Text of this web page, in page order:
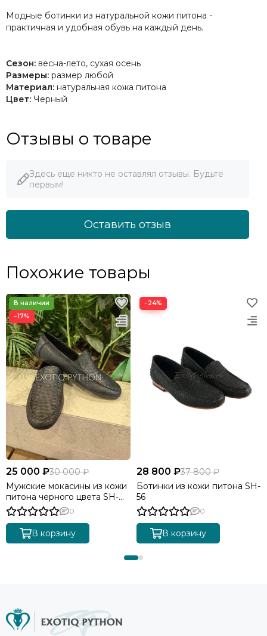
Модные ботинки из натуральной кожи питона -
практичная и удобная обувь на каждый день.
Сезон: весна-лето, сухая осень
Размеры: размер любой
Материал: натуральная кожа питона
Цвет: Черный
Отзывы о товаре
Здесь еще никто не оставлял отзывы. Будьте
первым!
Оставить отзыв
Похожие товары
−17%
25 000 ₽30 000 ₽
Мужские мокасины из кожи
питона черного цвета SH-
163
0
В корзину
−24%
28 800 ₽37 800 ₽
Ботинки из кожи питона SH-
56
0
В корзину